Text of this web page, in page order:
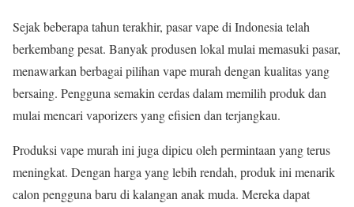
Sejak beberapa tahun terakhir, pasar vape di Indonesia telah
berkembang pesat. Banyak produsen lokal mulai memasuki pasar,
menawarkan berbagai pilihan vape murah dengan kualitas yang
bersaing. Pengguna semakin cerdas dalam memilih produk dan
mulai mencari vaporizers yang efisien dan terjangkau.
Produksi vape murah ini juga dipicu oleh permintaan yang terus
meningkat. Dengan harga yang lebih rendah, produk ini menarik
calon pengguna baru di kalangan anak muda. Mereka dapat